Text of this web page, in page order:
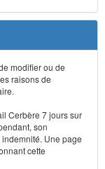
modifier ou de
raisons de
Cerbère 7 jours sur
son
Une page
cette